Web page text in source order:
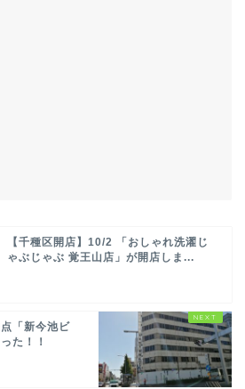
【千種区開店】10/2 「おしゃれ洗濯じ
ゃぶじゃぶ 覚王山店」が開店しま...
「新今池ビ
た！！